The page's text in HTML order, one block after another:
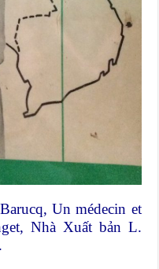
Un médecin et
Nhà Xuất bản L.